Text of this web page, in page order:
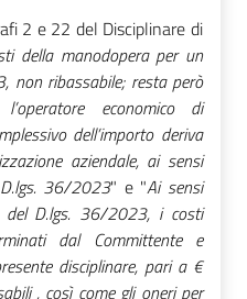
2 e 22 del Disciplinare di
della manodopera per un
ribassabile; resta però
economico di
dell’importo deriva
aziendale, ai sensi
36/2023" e "Ai sensi
del D.lgs. 36/2023, i costi
dal Committente e
disciplinare, pari a €
, così come gli oneri per